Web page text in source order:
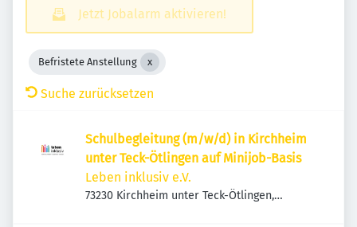
Jetzt Jobalarm aktivieren!
Befristete Anstellung
Suche zurücksetzen
Schulbegleitung (m/w/d) in Kirchheim
unter Teck-Ötlingen auf Minijob-Basis
Leben inklusiv e.V.
73230 Kirchheim unter Teck-Ötlingen,